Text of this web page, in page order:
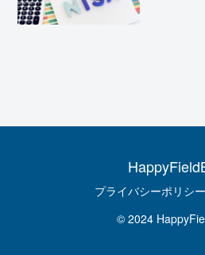
プライバシーポリシ
© 2024